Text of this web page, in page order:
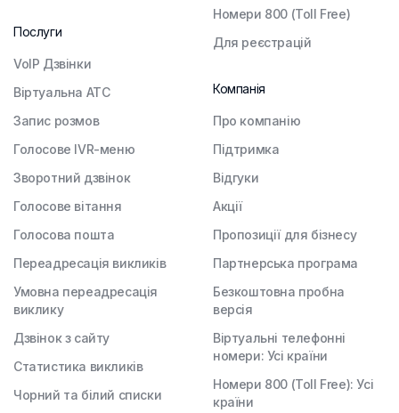
Послуги
VoIP Дзвінки
Віртуальна АТС
Запис розмов
Голосове IVR-меню
Зворотний дзвінок
Голосове вітання
Голосова пошта
Переадресація викликів
Умовна переадресація
виклику
Дзвінок з сайту
Статистика викликів
Чорний та білий списки
Номери 800 (Toll Free)
Для реєстрацій
Компанія
Про компанію
Підтримка
Відгуки
Акції
Пропозиції для бізнесу
Партнерська програма
Безкоштовна пробна
версія
Віртуальні телефонні
номери: Усі країни
Номери 800 (Toll Free): Усі
країни